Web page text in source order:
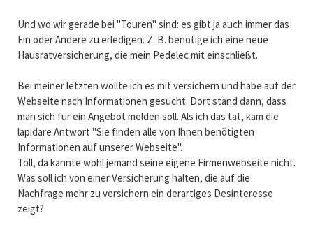
Und wo wir gerade bei "Touren" sind: es gibt ja auch immer das
Ein oder Andere zu erledigen. Z. B. benötige ich eine neue
Hausratversicherung, die mein Pedelec mit einschließt.
Bei meiner letzten wollte ich es mit versichern und habe auf der
Webseite nach Informationen gesucht. Dort stand dann, dass
man sich für ein Angebot melden soll. Als ich das tat, kam die
lapidare Antwort "Sie finden alle von Ihnen benötigten
Informationen auf unserer Webseite".
Toll, da kannte wohl jemand seine eigene Firmenwebseite nicht.
Was soll ich von einer Versicherung halten, die auf die
Nachfrage mehr zu versichern ein derartiges Desinteresse
zeigt?